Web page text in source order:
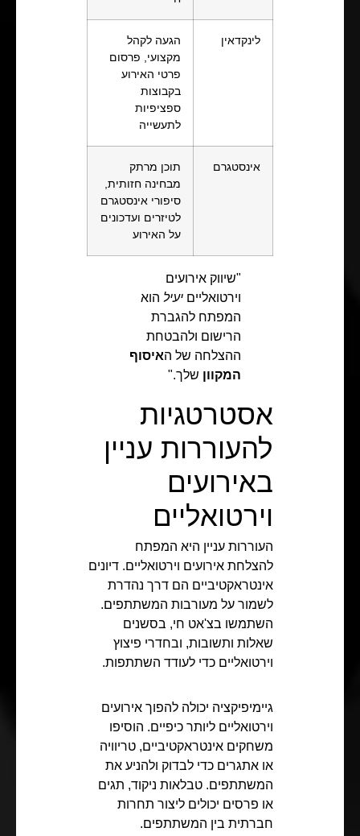
לינקדאין
הגעה לקהל
מקצועי, פרסום
פרטי האירוע
בקבוצות
ספציפיות
לתעשייה
אינסטגרם
תוכן מרתק
מבחינה חזותית,
סיפורי אינסטגרם
לטיזרים ועדכונים
על האירוע
"שיווק אירועים
וירטואליים יעיל הוא
המפתח להגברת
הרישום ולהבטחת
ההצלחה של האיסוף
המקוון שלך."
אסטרטגיות
להעוררות עניין
באירועים
וירטואליים
העוררות עניין היא המפתח
להצלחת אירועים וירטואליים. דיונים
אינטראקטיביים הם דרך נהדרת
לשמור על מעורבות המשתתפים.
השתמשו בצ'אט חי, בסשנים
שאלות ותשובות, ובחדרי פיצוץ
וירטואליים כדי לעודד השתתפות.
גיימיפיקציה יכולה להפוך אירועים
וירטואליים ליותר כיפיים. הוסיפו
משחקים אינטראקטיביים, טריוויה
או אתגרים כדי לבדוק ולהניע את
המשתתפים. טבלאות ניקוד, תגים
או פרסים יכולים ליצור תחרות
חברתית בין המשתתפים.